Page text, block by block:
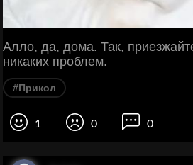
Алло, да, дома. Так,
никаких проблем.
#Прикол
1 0 0